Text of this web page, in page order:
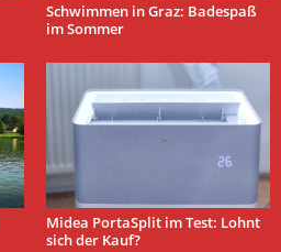
Schwimmen in Graz: Badespaß
im Sommer
Midea PortaSplit im Test: Lohnt
sich der Kauf?